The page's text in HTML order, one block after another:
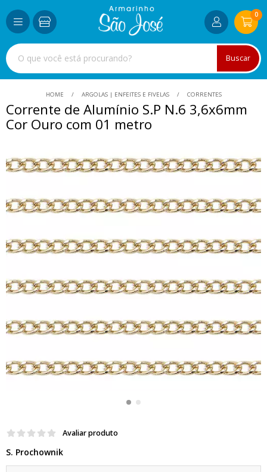
Buscar
0
HOME ARGOLAS | ENFEITES E FIVELAS CORRENTES
Corrente de Alumínio S.P N.6 3,6x6mm
Cor Ouro com 01 metro
Avaliar produto
S. Prochownik